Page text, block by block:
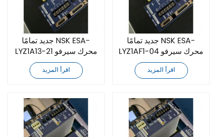
جديد تمامًا NSK ESA-
LYZ1A13-21 محرك سيرفو
تيار متردد
اقرأ المزيد
جديد تمامًا NSK ESA-
LYZ1AF1-04 محرك سيرفو
تيار متردد
اقرأ المزيد